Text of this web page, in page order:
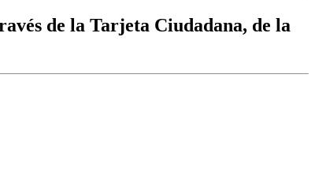
de la Tarjeta Ciudadana, de la